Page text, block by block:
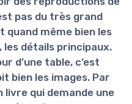
pas du très grand
même bien les
les détails principaux.
d’une table, c’est
bien les images. Par
livre qui demande une